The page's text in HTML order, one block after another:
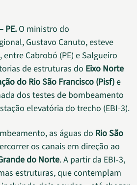
PE. O ministro do
Gustavo Canuto, esteve
entre Cabrobó (PE) e Salgueiro
de estruturas do Eixo Norte
do Rio São Francisco (Pisf)e
dos testes de bombeamento
elevatória do trecho (EBI-3).
as águas do Rio São
os canais em direção ao
do Norte. A partir da EBI-3,
estruturas, que contemplam